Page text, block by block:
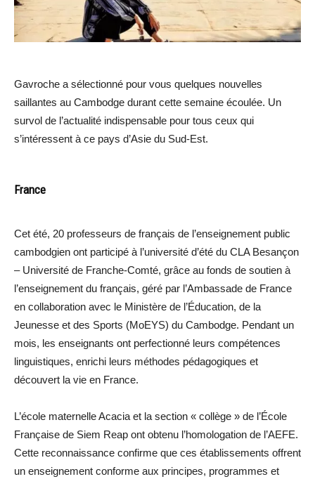
Gavroche a sélectionné pour vous quelques nouvelles
saillantes au Cambodge durant cette semaine écoulée. Un
survol de l’actualité indispensable pour tous ceux qui
s’intéressent à ce pays d’Asie du Sud-Est.
France
Cet été, 20 professeurs de français de l’enseignement public
cambodgien ont participé à l’université d’été du CLA Besançon
– Université de Franche-Comté, grâce au fonds de soutien à
l’enseignement du français, géré par l’Ambassade de France
en collaboration avec le Ministère de l’Éducation, de la
Jeunesse et des Sports (MoEYS) du Cambodge. Pendant un
mois, les enseignants ont perfectionné leurs compétences
linguistiques, enrichi leurs méthodes pédagogiques et
découvert la vie en France.
L’école maternelle Acacia et la section « collège » de l’École
Française de Siem Reap ont obtenu l’homologation de l’AEFE.
Cette reconnaissance confirme que ces établissements offrent
un enseignement conforme aux principes, programmes et